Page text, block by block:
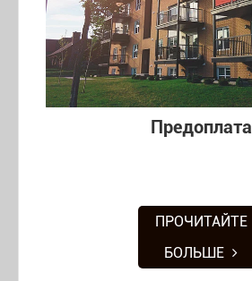
Предоплата
ПРОЧИТАЙТЕ
БОЛЬШЕ